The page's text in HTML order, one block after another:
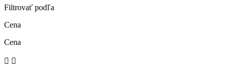
Filtrovať podľa
Cena
Cena
 